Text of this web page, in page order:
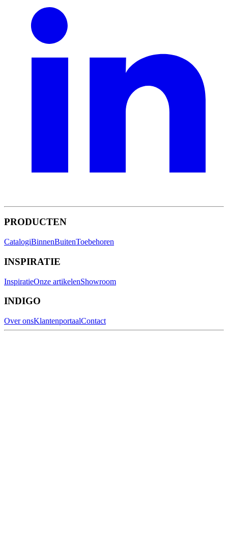
PRODUCTEN
CatalogiBinnenBuitenToebehoren
INSPIRATIE
InspiratieOnze artikelenShowroom
INDIGO
Over onsKlantenportaalContact